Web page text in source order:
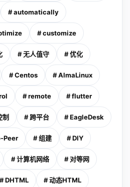
# automatically
# customize
# 无人值守 # 优化
# Centos # AlmaLinux
# remote # flutter
制 # 跨平台 # EagleDesk
Peer # 组建 # DIY
# 计算机网络 # 对等网
# DHTML # 动态HTML